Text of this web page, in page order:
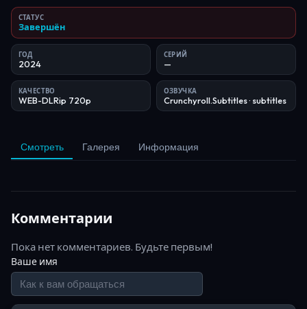
СТАТУС
Завершён
ГОД
2024
СЕРИЙ
—
КАЧЕСТВО
WEB-DLRip 720p
ОЗВУЧКА
Crunchyroll.Subtitles· subtitles
Смотреть Галерея Информация
Комментарии
Пока нет комментариев. Будьте первым!
Ваше имя